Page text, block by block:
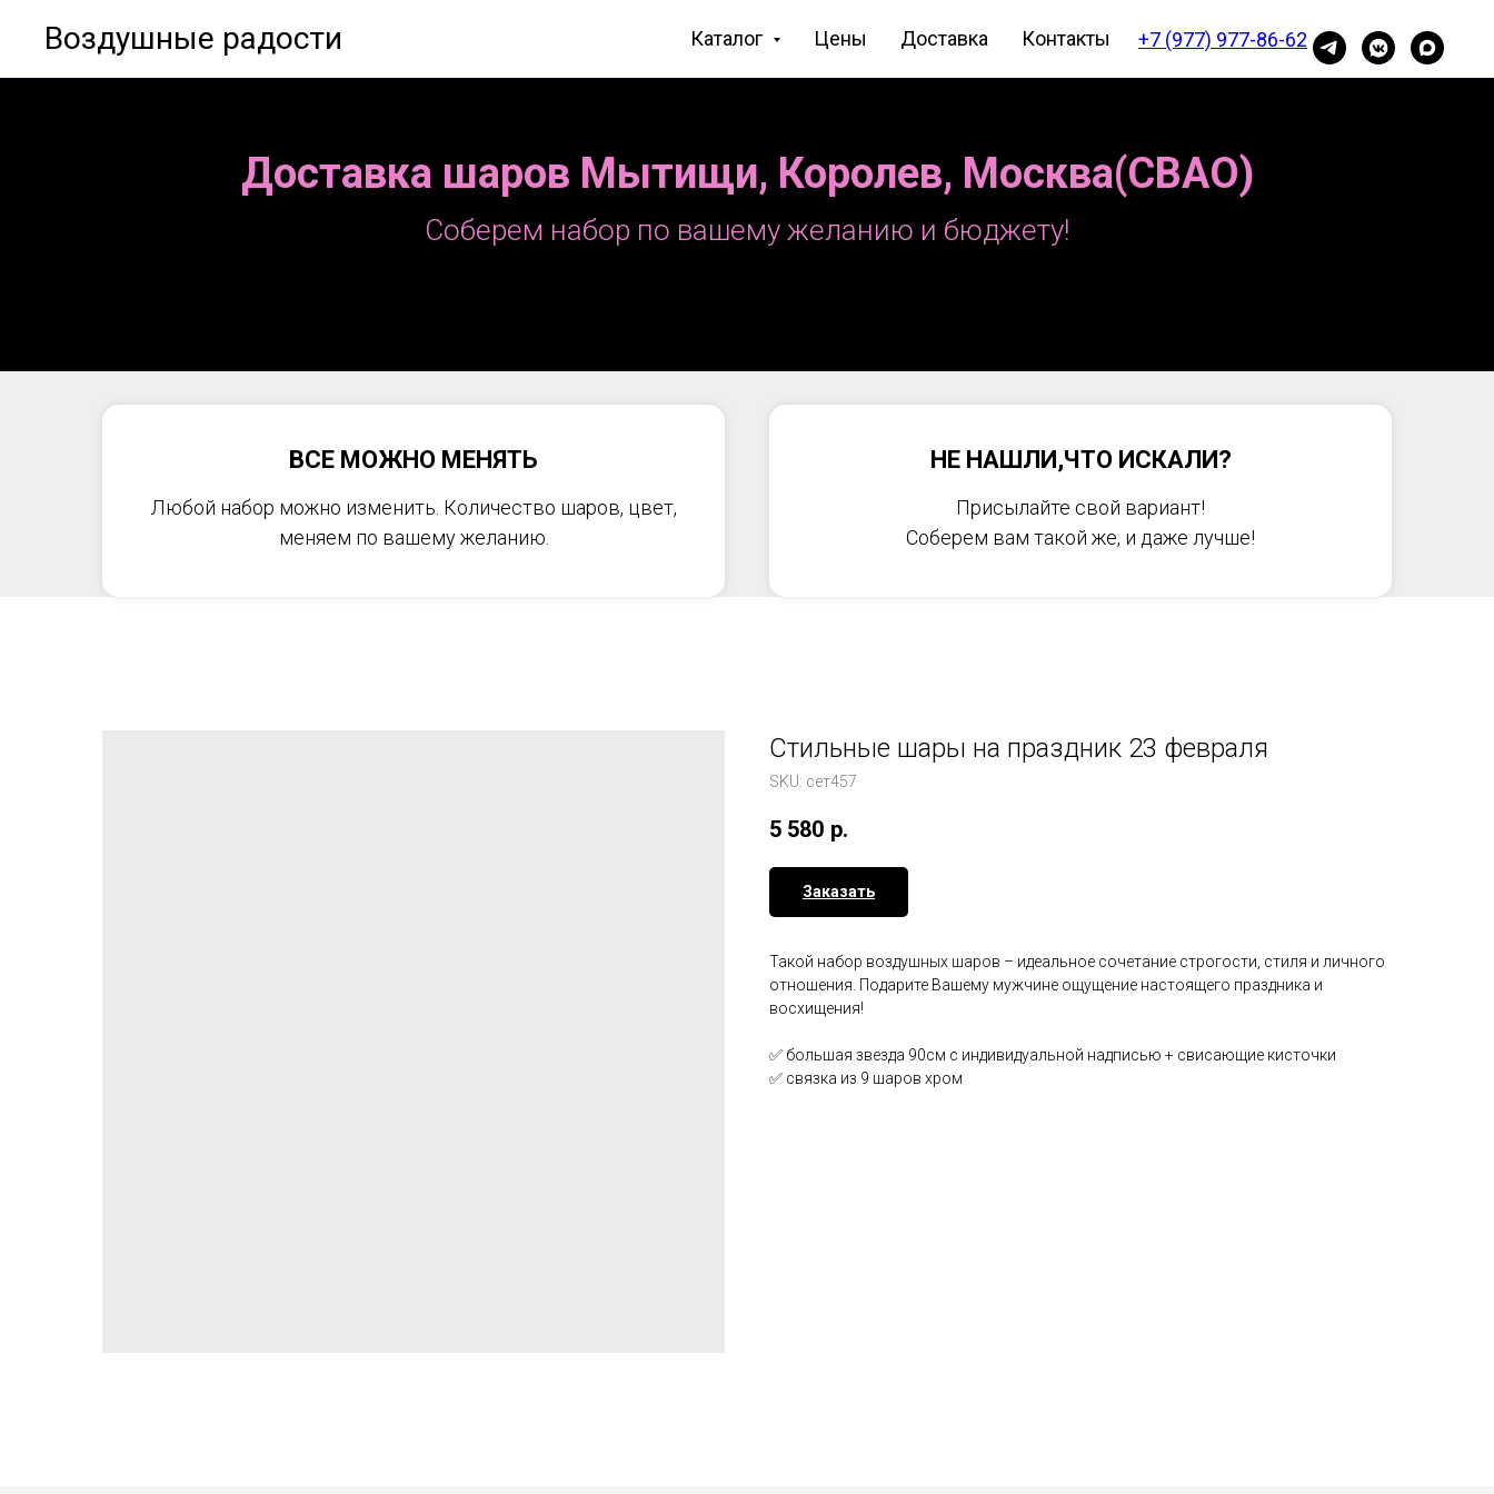
Воздушные радости Каталог Цены Доставка Контакты +7 (977) 977-86-62
Доставка шаров Мытищи, Королев, Москва(СВАО)
Соберем набор по вашему желанию и бюджету!
ВСЕ МОЖНО МЕНЯТЬ
Любой набор можно изменить. Количество шаров, цвет,
меняем по вашему желанию.
НЕ НАШЛИ,ЧТО ИСКАЛИ?
Присылайте свой вариант!
Соберем вам такой же, и даже лучше!
Стильные шары на праздник 23 февраля
SKU: сет457
5 580 р.
Заказать
Такой набор воздушных шаров – идеальное сочетание строгости, стиля и личного
отношения. Подарите Вашему мужчине ощущение настоящего праздника и
восхищения!
✅ большая звезда 90см с индивидуальной надписью + свисающие кисточки
✅ связка из 9 шаров хром